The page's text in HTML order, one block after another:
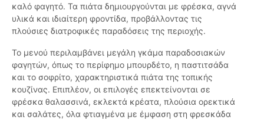
καλό φαγητό. Τα πιάτα δημιουργούνται με φρέσκα, αγνά
υλικά και ιδιαίτερη φροντίδα, προβάλλοντας τις
πλούσιες διατροφικές παραδόσεις της περιοχής.
Το μενού περιλαμβάνει μεγάλη γκάμα παραδοσιακών
φαγητών, όπως το περίφημο μπουρδέτο, η παστιτσάδα
και το σοφρίτο, χαρακτηριστικά πιάτα της τοπικής
κουζίνας. Επιπλέον, οι επιλογές επεκτείνονται σε
φρέσκα θαλασσινά, εκλεκτά κρέατα, πλούσια ορεκτικά
και σαλάτες, όλα φτιαγμένα με έμφαση στη φρεσκάδα